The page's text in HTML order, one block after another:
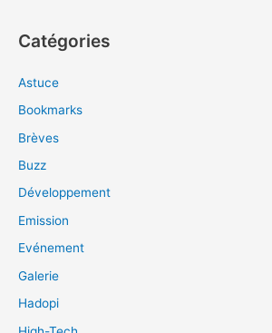
Catégories
Astuce
Bookmarks
Brèves
Buzz
Développement
Emission
Evénement
Galerie
Hadopi